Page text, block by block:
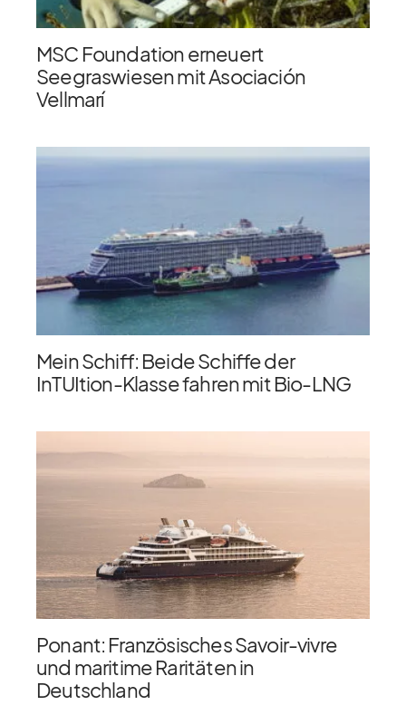
MSC Foundation erneuert
Seegraswiesen mit Asociación
Vellmarí
Mein Schiff: Beide Schiffe der
InTUItion-Klasse fahren mit Bio-LNG
Ponant: Französisches Savoir-vivre
und maritime Raritäten in
Deutschland